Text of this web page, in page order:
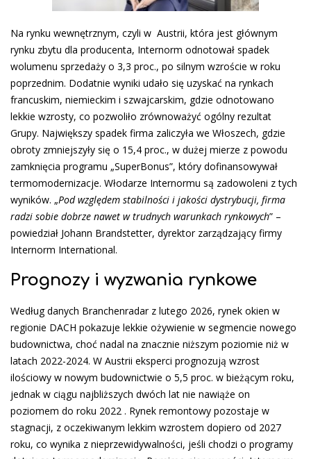
Na rynku wewnętrznym, czyli w Austrii, która jest głównym
rynku zbytu dla producenta, Internorm odnotował spadek
wolumenu sprzedaży o 3,3 proc., po silnym wzroście w roku
poprzednim. Dodatnie wyniki udało się uzyskać na rynkach
francuskim, niemieckim i szwajcarskim, gdzie odnotowano
lekkie wzrosty, co pozwoliło zrównoważyć ogólny rezultat
Grupy. Największy spadek firma zaliczyła we Włoszech, gdzie
obroty zmniejszyły się o 15,4 proc., w dużej mierze z powodu
zamknięcia programu „SuperBonus”, który dofinansowywał
termomodernizacje. Włodarze Internormu są zadowoleni z tych
wyników. „Pod względem stabilności i jakości dystrybucji, firma
radzi sobie dobrze nawet w trudnych warunkach rynkowych” –
powiedział Johann Brandstetter, dyrektor zarządzający firmy
Internorm International.
Prognozy i wyzwania rynkowe
Według danych Branchenradar z lutego 2026, rynek okien w
regionie DACH pokazuje lekkie ożywienie w segmencie nowego
budownictwa, choć nadal na znacznie niższym poziomie niż w
latach 2022-2024. W Austrii eksperci prognozują wzrost
ilościowy w nowym budownictwie o 5,5 proc. w bieżącym roku,
jednak w ciągu najbliższych dwóch lat nie nawiąże on
poziomem do roku 2022 . Rynek remontowy pozostaje w
stagnacji, z oczekiwanym lekkim wzrostem dopiero od 2027
roku, co wynika z nieprzewidywalności, jeśli chodzi o programy